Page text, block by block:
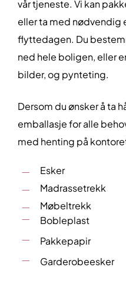
vår tjeneste. Vi kan
eller ta med nødvendig
flyttedagen. Du
ned hele boligen, eller
bilder, og pynteting.
Dersom du ønsker å ta
emballasje for alle
med henting på
Esker
Madrassetrekk
Møbeltrekk
Bobleplast
Pakkepapir
Garderobeesker